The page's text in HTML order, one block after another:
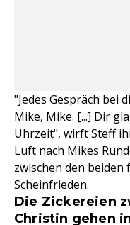
"Jedes Gespräch bei
Mike, Mike. [...] Dir
Uhrzeit", wirft Steff
Luft nach Mikes
zwischen den
Scheinfrieden.
Die Zickereien
Christin gehen